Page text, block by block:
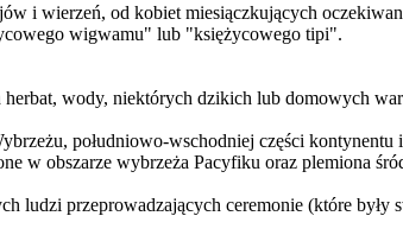
i wierzeń, od kobiet miesiączkujących
wigwamu" lub "księżycowego tipi".
herbat, wody, niektórych dzikich lub domowych
południowo-wschodniej części kontynentu
w obszarze wybrzeża Pacyfiku oraz plemiona
ludzi przeprowadzających ceremonie (które